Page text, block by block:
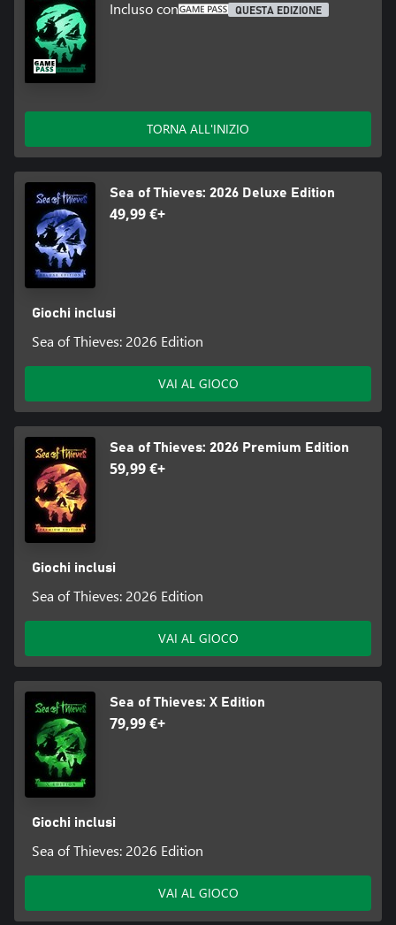
Incluso con QUESTA EDIZIONE
TORNA ALL'INIZIO
Sea of Thieves: 2026 Deluxe Edition
49,99 €+
Giochi inclusi
Sea of Thieves: 2026 Edition
VAI AL GIOCO
Sea of Thieves: 2026 Premium Edition
59,99 €+
Giochi inclusi
Sea of Thieves: 2026 Edition
VAI AL GIOCO
Sea of Thieves: X Edition
79,99 €+
Giochi inclusi
Sea of Thieves: 2026 Edition
VAI AL GIOCO